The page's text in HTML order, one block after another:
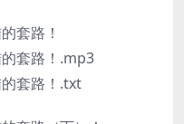
套路！
套路！.mp3
套路！.txt